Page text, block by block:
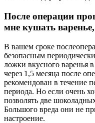
После операции
мне кушать
В вашем сроке
безопасным
ложки вкусного варенья
через 1,5 месяца после
рекомендован в течение
периода. Но если очень
позволять две
Большого вреда они не
настроение.